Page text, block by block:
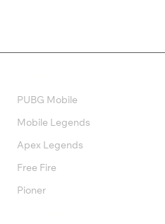
PUBG Mobile
Mobile Legends
Apex Legends
Free Fire
Pioner